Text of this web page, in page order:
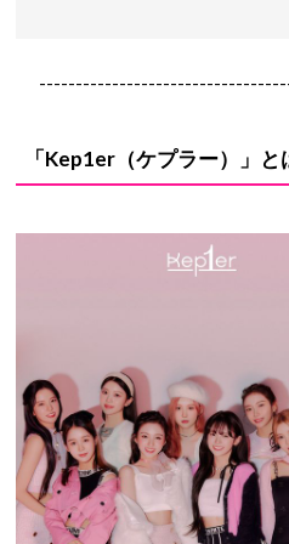
「Kep1er（ケプラー）」と